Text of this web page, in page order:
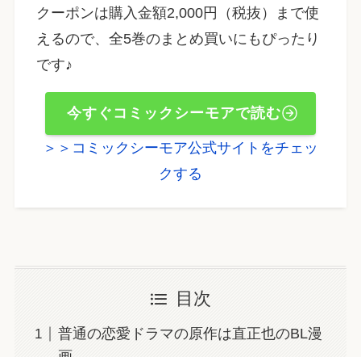
クーポンは購入金額2,000円（税抜）まで使
えるので、全5巻のまとめ買いにもぴったり
です♪
今すぐコミックシーモアで読む
＞＞コミックシーモア公式サイトをチェッ
クする
目次
普通の恋愛ドラマの原作は直正也のBL漫